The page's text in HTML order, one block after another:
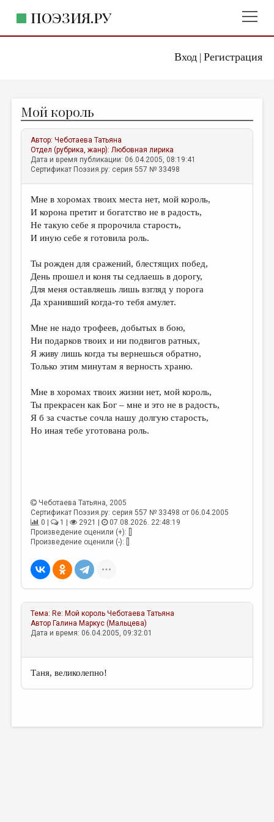
Вход| Регистрация
ПОЭЗИЯ.РУ
ЖАНРЫ
АВТОРЫ
КОММЕНТАРИИ
ЛИТСАЛОН
НОВОСТИ
ПРАВИЛА САЙТА
ИЗБРАННОЕ
ДАЙДЖЕСТ
ПЕРЕВОДЫ
КОНКУРСЫ
КНИЖНАЯ ПОЛКА
ОБЗОР ЛИТЕРАТУРЫ
РЕДКОЛЛЕГИЯ
ОТ РЕДАКЦИИ
ЭССЕИСТИКА
КУЛЬТУРОВЕДЕНИЕ
ПУБЛИЦИСТИКА
РЕЦЕНЗИРОВАНИЕ
ЦИКЛЫ ПУБЛИКАЦИЙ
Мой король
Автор:Чеботаева Татьяна
Отдел (рубрика, жанр):Любовная лирика
Дата и время публикации: 06.04.2005, 08:19:41
Сертификат Поэзия.ру: серия 557 № 33498
Мне в хоромах твоих места нет, мой король,
И корона претит и богатство не в радость,
Не такую себе я пророчила старость,
И иную себе я готовила роль.
Ты рожден для сражений, блестящих побед,
День прошел и коня ты седлаешь в дорогу,
Для меня оставляешь лишь взгляд у порога
Да хранивший когда-то тебя амулет.
Мне не надо трофеев, добытых в бою,
Ни подарков твоих и ни подвигов ратных,
Я живу лишь когда ты вернешься обратно,
Только этим минутам я верность храню.
Мне в хоромах твоих жизни нет, мой король,
Ты прекрасен как Бог – мне и это не в радость,
Я б за счастье сочла нашу долгую старость,
Но иная тебе уготована роль.
Чеботаева Татьяна, 2005
Сертификат Поэзия.ру: серия 557 № 33498 от 06.04.2005
0 |
1 | 2921 |
07.08.2026. 22:48:19
Произведение оценили (+): []
Произведение оценили (-): []
Тема: Re: Мой король Чеботаева Татьяна
Автор Галина Маркус (Мальцева)
Дата и время: 06.04.2005, 09:32:01
Таня, великолепно!